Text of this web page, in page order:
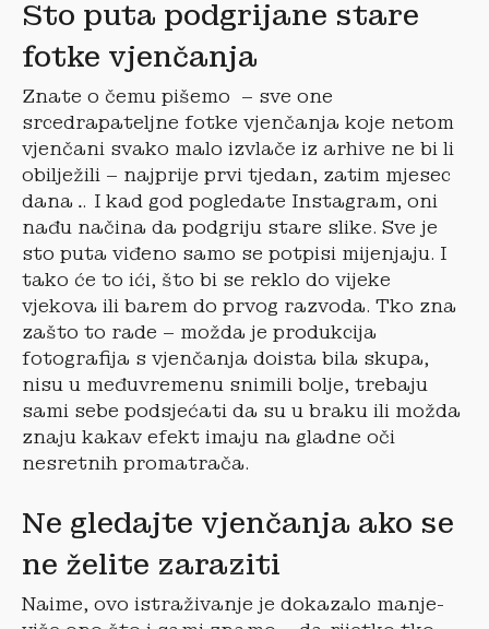
Sto puta podgrijane stare
fotke vjenčanja
Znate o čemu pišemo – sve one
srcedrapateljne fotke vjenčanja koje netom
vjenčani svako malo izvlače iz arhive ne bi li
obilježili – najprije prvi tjedan, zatim mjesec
dana… I kad god pogledate Instagram, oni
nađu načina da podgriju stare slike. Sve je
sto puta viđeno samo se potpisi mijenjaju. I
tako će to ići, što bi se reklo do vijeke
vjekova ili barem do prvog razvoda. Tko zna
zašto to rade – možda je produkcija
fotografija s vjenčanja doista bila skupa,
nisu u međuvremenu snimili bolje, trebaju
sami sebe podsjećati da su u braku ili možda
znaju kakav efekt imaju na gladne oči
nesretnih promatrača.
Ne gledajte vjenčanja ako se
ne želite zaraziti
Naime, ovo istraživanje je dokazalo manje-